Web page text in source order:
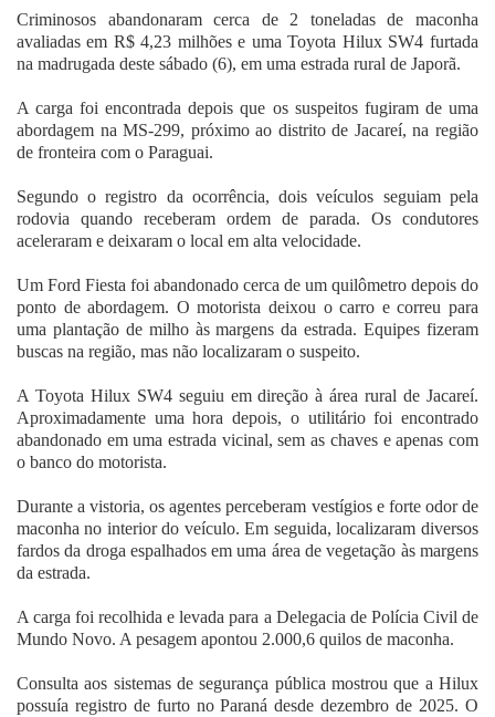
Criminosos abandonaram cerca de 2 toneladas de maconha
avaliadas em R$ 4,23 milhões e uma Toyota Hilux SW4 furtada
na madrugada deste sábado (6), em uma estrada rural de Japorã.
A carga foi encontrada depois que os suspeitos fugiram de uma
abordagem na MS-299, próximo ao distrito de Jacareí, na região
de fronteira com o Paraguai.
Segundo o registro da ocorrência, dois veículos seguiam pela
rodovia quando receberam ordem de parada. Os condutores
aceleraram e deixaram o local em alta velocidade.
Um Ford Fiesta foi abandonado cerca de um quilômetro depois do
ponto de abordagem. O motorista deixou o carro e correu para
uma plantação de milho às margens da estrada. Equipes fizeram
buscas na região, mas não localizaram o suspeito.
A Toyota Hilux SW4 seguiu em direção à área rural de Jacareí.
Aproximadamente uma hora depois, o utilitário foi encontrado
abandonado em uma estrada vicinal, sem as chaves e apenas com
o banco do motorista.
Durante a vistoria, os agentes perceberam vestígios e forte odor de
maconha no interior do veículo. Em seguida, localizaram diversos
fardos da droga espalhados em uma área de vegetação às margens
da estrada.
A carga foi recolhida e levada para a Delegacia de Polícia Civil de
Mundo Novo. A pesagem apontou 2.000,6 quilos de maconha.
Consulta aos sistemas de segurança pública mostrou que a Hilux
possuía registro de furto no Paraná desde dezembro de 2025. O